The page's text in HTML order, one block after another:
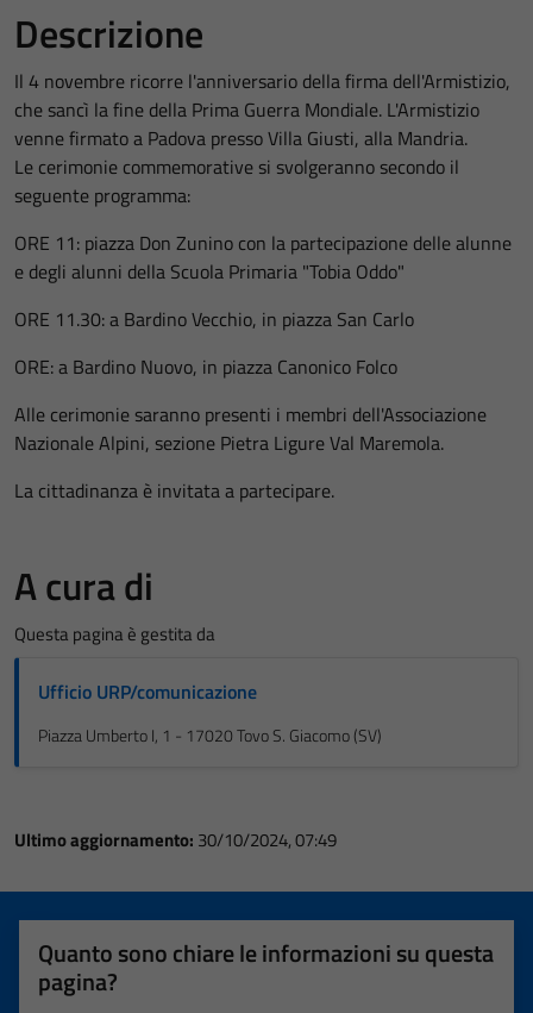
Descrizione
Il 4 novembre ricorre l'anniversario della firma dell'Armistizio,
che sancì la fine della Prima Guerra Mondiale. L'Armistizio
venne firmato a Padova presso Villa Giusti, alla Mandria.
Le cerimonie commemorative si svolgeranno secondo il
seguente programma:
ORE 11: piazza Don Zunino con la partecipazione delle alunne
e degli alunni della Scuola Primaria "Tobia Oddo"
ORE 11.30: a Bardino Vecchio, in piazza San Carlo
ORE: a Bardino Nuovo, in piazza Canonico Folco
Alle cerimonie saranno presenti i membri dell'Associazione
Nazionale Alpini, sezione Pietra Ligure Val Maremola.
La cittadinanza è invitata a partecipare.
A cura di
Questa pagina è gestita da
Ufficio URP/comunicazione
Piazza Umberto I, 1 - 17020 Tovo S. Giacomo (SV)
Ultimo aggiornamento: 30/10/2024, 07:49
Quanto sono chiare le informazioni su questa
pagina?